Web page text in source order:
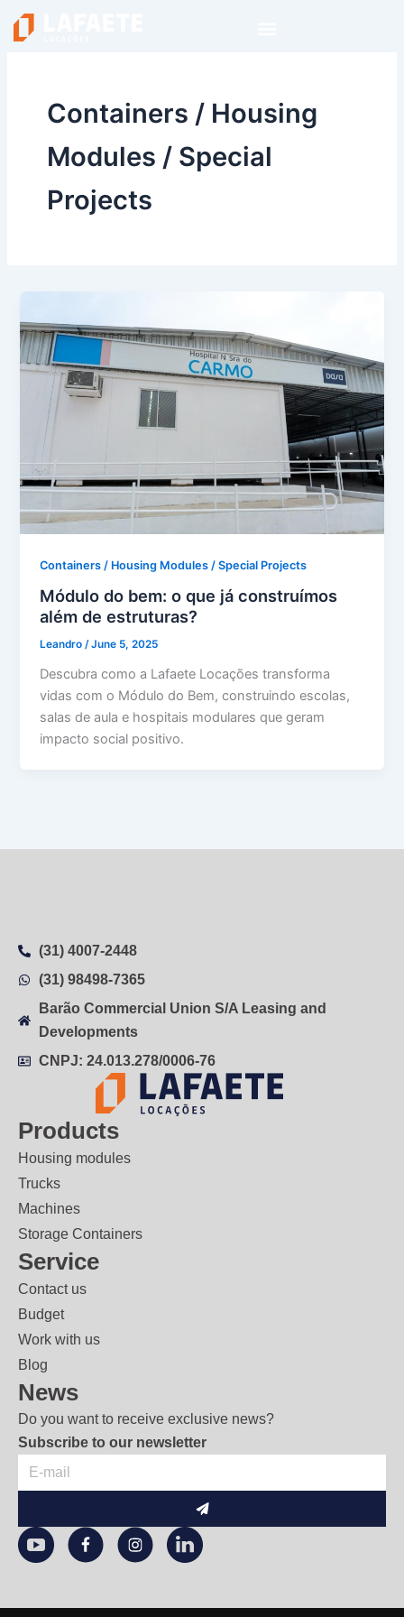
Skip
Containers / Housing
Modules / Special
Projects
Containers / Housing Modules / Special Projects
Módulo do bem: o que já construímos
além de estruturas?
Leandro/June 5, 2025
Descubra como a Lafaete Locações transforma
vidas com o Módulo do Bem, construindo escolas,
salas de aula e hospitais modulares que geram
impacto social positivo.
(31) 4007-2448
(31) 98498-7365
Barão Commercial Union S/A Leasing and
Developments
CNPJ: 24.013.278/0006-76
Products
Housing modules
Trucks
Machines
Storage Containers
Service
Contact us
Budget
Work with us
Blog
News
Do you want to receive exclusive news?
Subscribe to our newsletter
send